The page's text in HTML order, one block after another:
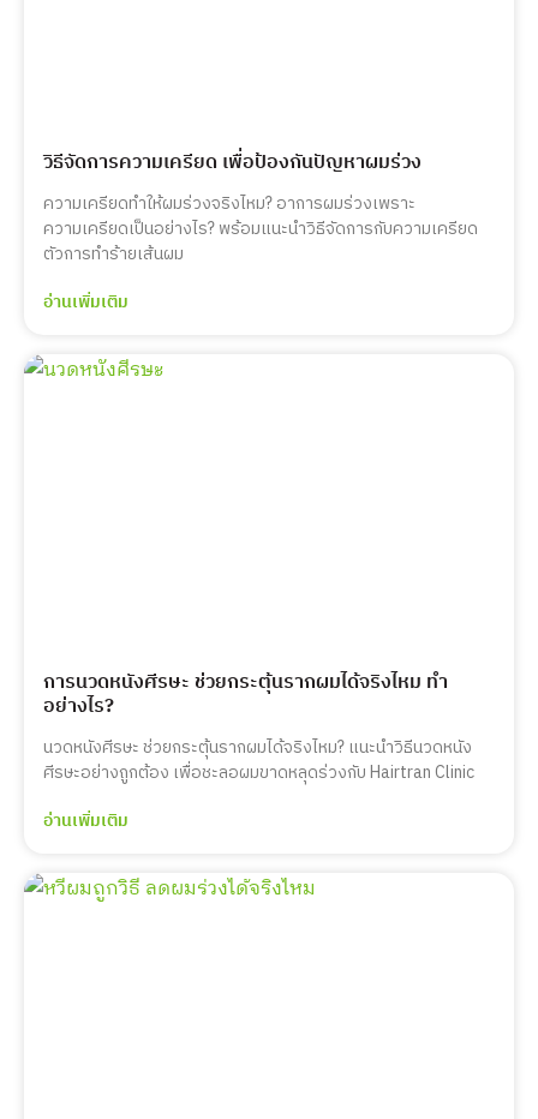
วิธีจัดการความเครียด เพื่อป้องกันปัญหาผมร่วง
ความเครียดทำให้ผมร่วงจริงไหม? อาการผมร่วงเพราะ
ความเครียดเป็นอย่างไร? พร้อมแนะนำวิธีจัดการกับความเครียด
ตัวการทำร้ายเส้นผม
อ่านเพิ่มเติม
การนวดหนังศีรษะ ช่วยกระตุ้นรากผมได้จริงไหม ทำ
อย่างไร?
นวดหนังศีรษะ ช่วยกระตุ้นรากผมได้จริงไหม? แนะนำวิธีนวดหนัง
ศีรษะอย่างถูกต้อง เพื่อชะลอผมขาดหลุดร่วงกับ Hairtran Clinic
อ่านเพิ่มเติม